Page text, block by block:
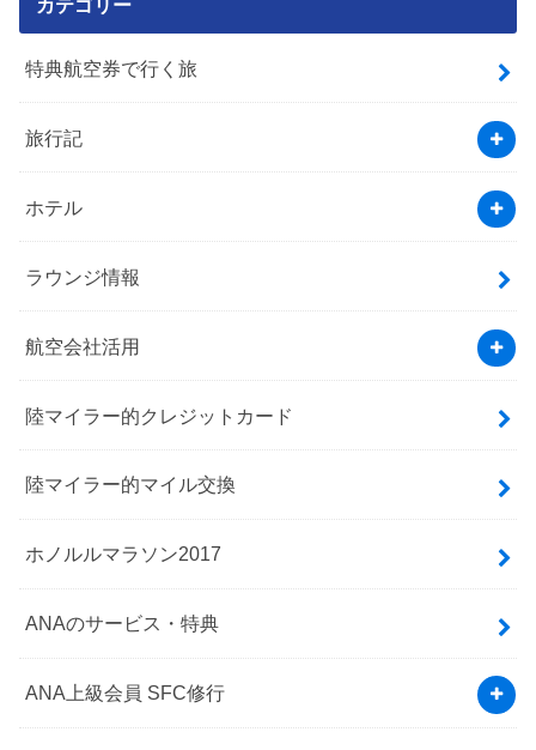
カテゴリー
特典航空券で行く旅
旅行記
ホテル
ラウンジ情報
航空会社活用
陸マイラー的クレジットカード
陸マイラー的マイル交換
ホノルルマラソン2017
ANAのサービス・特典
ANA上級会員 SFC修行